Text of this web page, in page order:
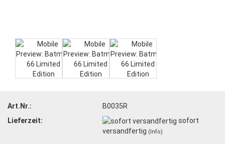
Art.Nr.:
B0035R
Lieferzeit:
sofort
versandfertig (Info)